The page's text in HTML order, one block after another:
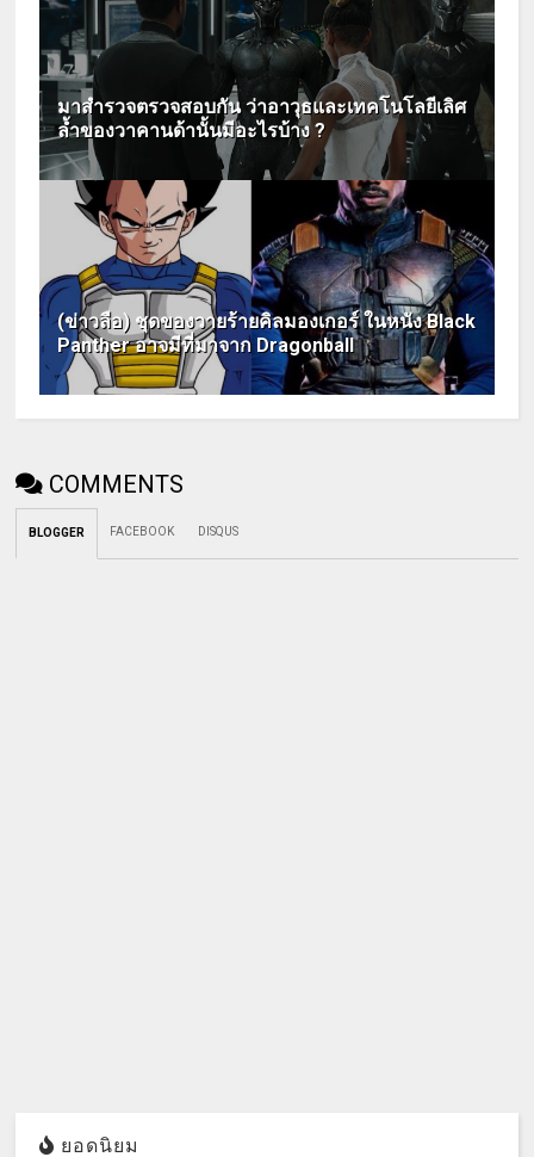
มาสำรวจตรวจสอบกัน ว่าอาวุธและเทคโนโลยีเลิศ
ล้ำของวาคานด้านั้นมีอะไรบ้าง ?
(ข่าวลือ) ชุดของวายร้ายคิลมองเกอร์ ในหนัง Black
Panther อาจมีที่มาจาก Dragonball
COMMENTS
BLOGGER FACEBOOK DISQUS
ยอดนิยม